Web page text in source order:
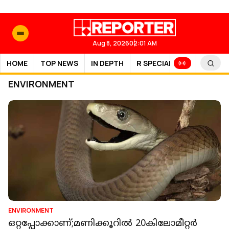
Aug 8, 202602:01 AM
HOME TOP NEWS IN DEPTH R SPECIAL SPORTS
ENVIRONMENT
ENVIRONMENT
ഒറ്റപ്പോക്കാണ്;മണിക്കൂറിൽ 20കിലോമീറ്റർ